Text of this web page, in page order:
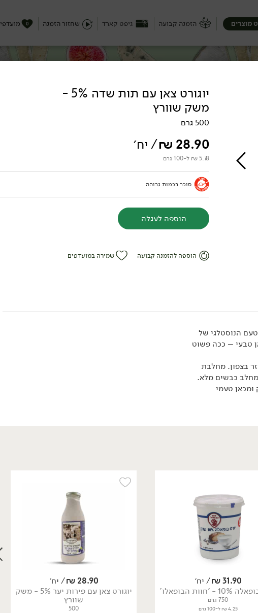
הזמנה קבועה גיפט קארד שחזור הזמנה 0 מוצרים
קשה או רק חצי ...
בצפון וגם
בופאלה 10% - 'חוות
ביוגורט קוקוס אוכמניות
11.90
ביוגורט קוקוס אורגני ללא
125 מ״ל
יוגורט צאן עם תות שדה 5% -
משק שוורץ
500 גרם
28.90
₪/ יח׳
5.78 ₪ ל-100 גרם
סוכר בכמות גבוהה
הוספה לעגלה
הוספה להזמנה קבועה שמירה במועדפים
הנוסטלגי של
טבעי – ככה פשוט
משדה אליעזר בצפון. מחלבת
מחלב כבשים מלא.
טעמי
31.90
₪/ יח׳
- 'חוות הבופאלו'
750 גרם
4.25 ₪ ל-100 גרם
28.90
₪/ יח׳
יוגורט צאן עם פירות יער 5% - משק
שוורץ
500